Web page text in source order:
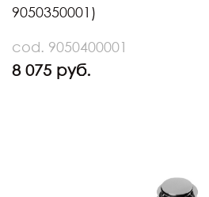
9050350001)
cod. 9050400001
8 075 руб.